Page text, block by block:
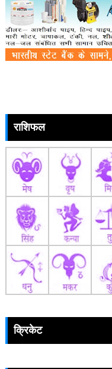
राशिफल
क्रिकेट